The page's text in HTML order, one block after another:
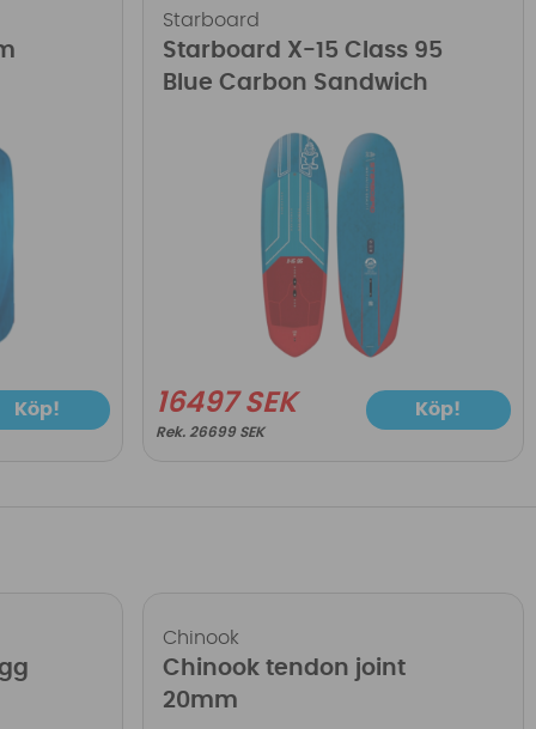
Köp!
Starboard
Starboard X-15 Class 95
Blue Carbon Sandwich
16497 SEK
26699 SEK
Köp!
Chinook
Chinook tendon joint
20mm